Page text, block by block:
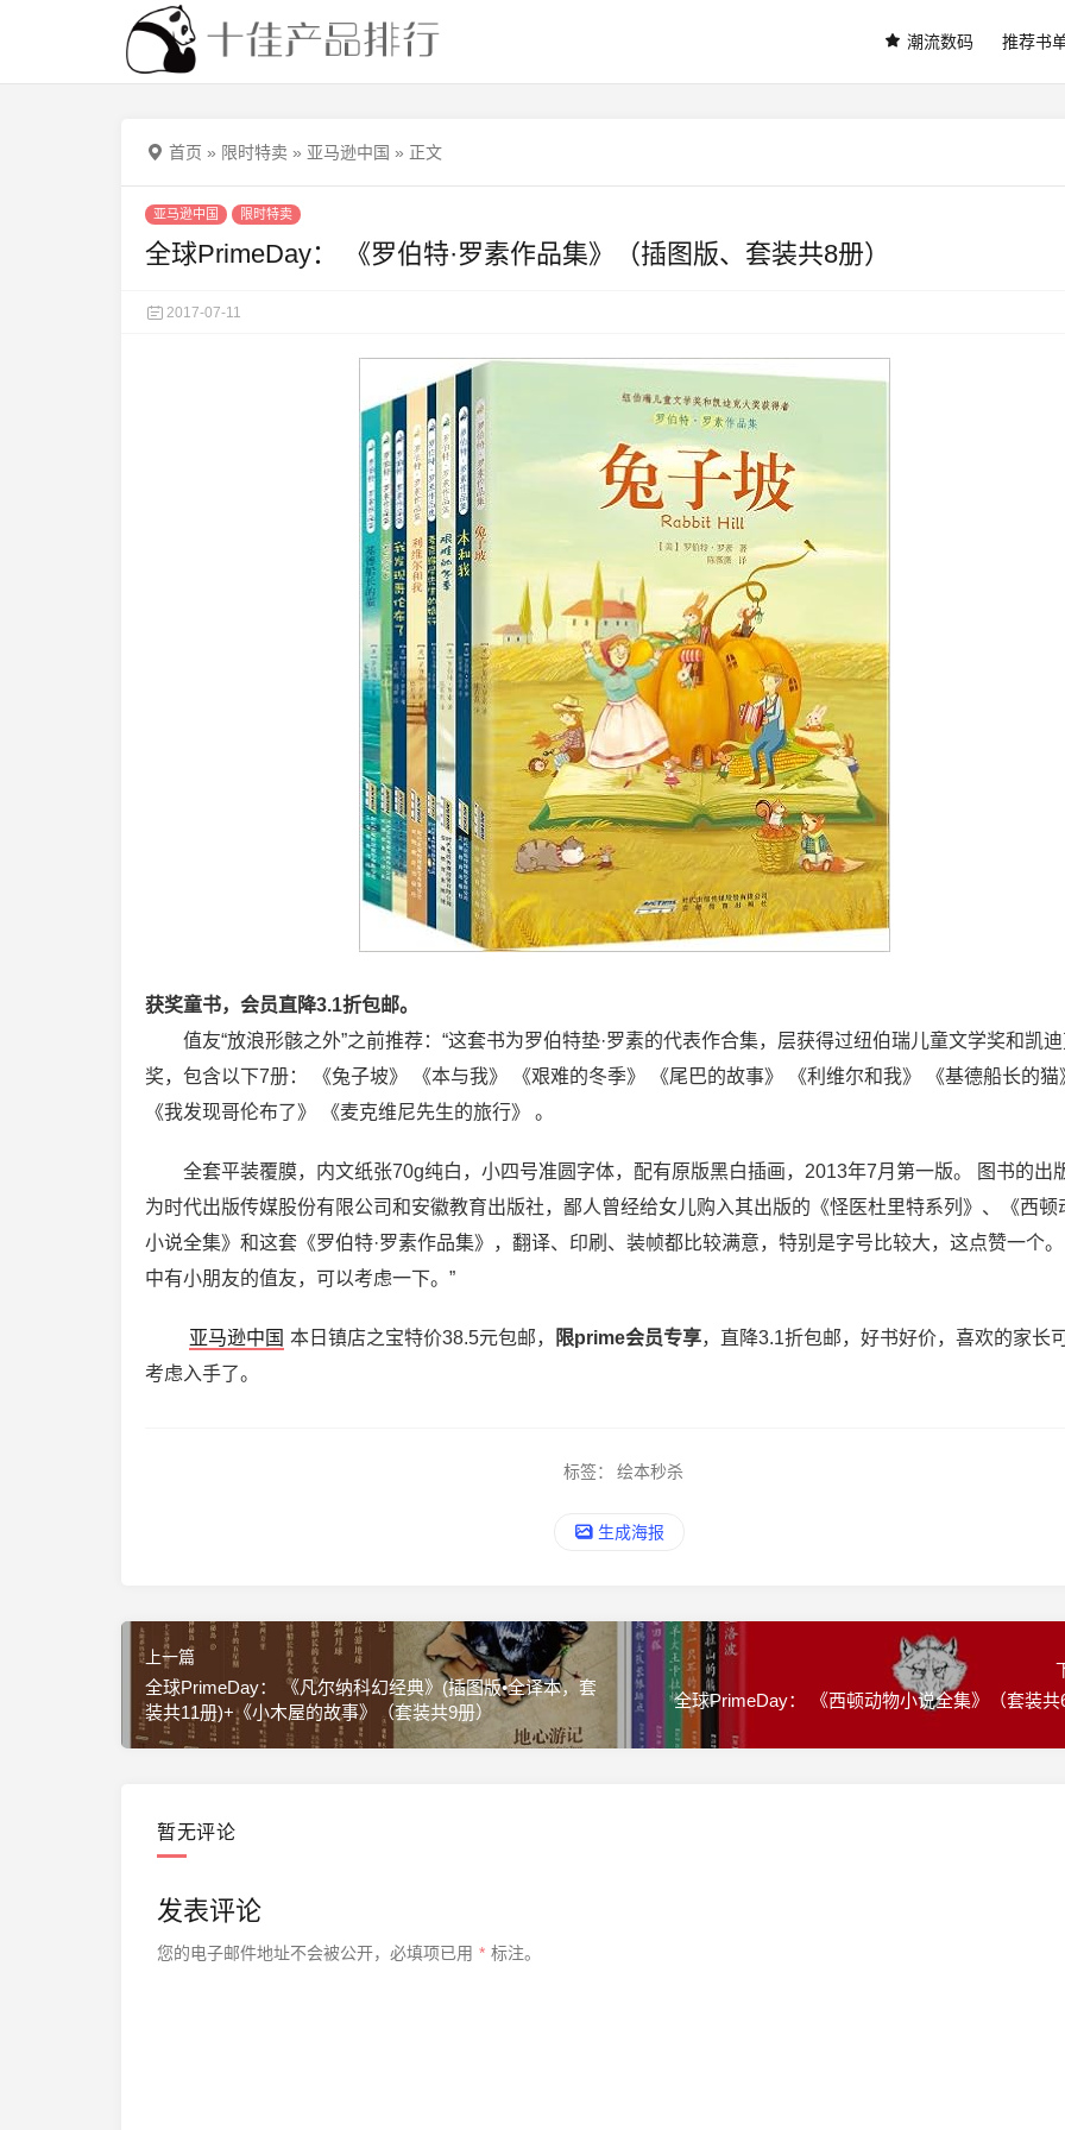
潮流数码 推荐书
首页 » 限时特卖 » 亚马逊中国 » 正文
亚马逊中国 限时特卖
全球PrimeDay： 《罗伯特·罗素作品集》（插图版、套装共8册）
2017-07-11
获奖童书，会员直降3.1折包邮。
值友“放浪形骸之外”之前推荐：“这套书为罗伯特垫·罗素的代表作合集，层获得过纽伯瑞儿童文学奖和凯
奖，包含以下7册： 《兔子坡》 《本与我》 《艰难的冬季》 《尾巴的故事》 《利维尔和我》 《基德船长的猫
《我发现哥伦布了》 《麦克维尼先生的旅行》 。
全套平装覆膜，内文纸张70g纯白，小四号准圆字体，配有原版黑白插画，2013年7月第一版。 图书的出
为时代出版传媒股份有限公司和安徽教育出版社，鄙人曾经给女儿购入其出版的《怪医杜里特系列》、《西顿
小说全集》和这套《罗伯特·罗素作品集》，翻译、印刷、装帧都比较满意，特别是字号比较大，这点赞一个
中有小朋友的值友，可以考虑一下。”
亚马逊中国 本日镇店之宝特价38.5元包邮， 限prime会员专享，直降3.1折包邮，好书好价，喜欢的家长
考虑入手了。
标签： 绘本秒杀
生成海报
上一篇
全球PrimeDay： 《凡尔纳科幻经典》(插图版•全译本，套
装共11册)+《小木屋的故事》（套装共9册）
全球PrimeDay： 《西顿动物小说全集》（套装共
暂无评论
发表评论
您的电子邮件地址不会被公开， 必填项已用 * 标注。